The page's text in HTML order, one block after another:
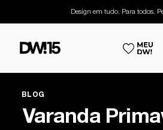
Design em tudo. Para todos.
BLOG
Varanda